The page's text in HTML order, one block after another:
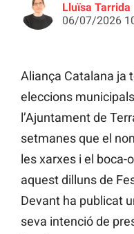
Lluïsa Tarrida
06/07/2026
Aliança Catalana ja
eleccions
l’Ajuntament de
setmanes que el
les xarxes i el boca-
aquest dilluns de
Devant ha publicat
seva intenció de